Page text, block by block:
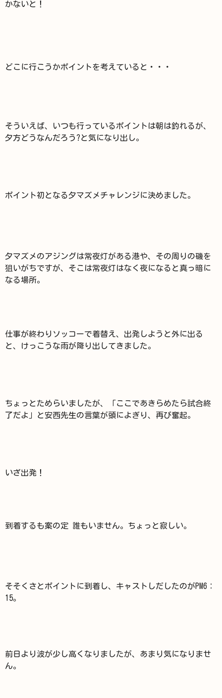
かないと！
どこに行こうかポイントを考えていると・・・
そういえば、いつも行っているポイントは朝は釣れるが、
夕方どうなんだろう?と気になり出し。
ポイント初となる夕マズメチャレンジに決めました。
夕マズメのアジングは常夜灯がある港や、その周りの磯を
狙いがちですが、そこは常夜灯はなく夜になると真っ暗に
なる場所。
仕事が終わりソッコーで着替え、出発しようと外に出る
と、けっこうな雨が降り出してきました。
ちょっとためらいましたが、「ここであきらめたら試合終
了だよ」と安西先生の言葉が頭によぎり、再び奮起。
いざ出発！
到着するも案の定 誰もいません。ちょっと寂しい。
そそくさとポイントに到着し、キャストしだしたのがPM6：
15。
前日より波が少し高くなりましたが、あまり気になりませ
ん。